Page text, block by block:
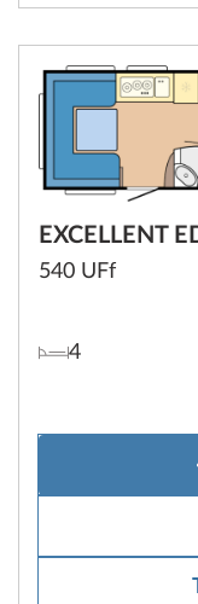
EXCELLENT
540 UFf
4